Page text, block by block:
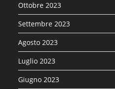
Ottobre 2023
Settembre 2023
Agosto 2023
Luglio 2023
Giugno 2023